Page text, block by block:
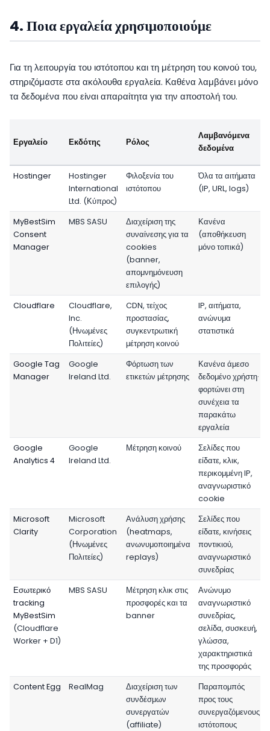
4. Ποια εργαλεία χρησιμοποιούμε
Για τη λειτουργία του ιστότοπου και τη μέτρηση του κοινού του,
στηριζόμαστε στα ακόλουθα εργαλεία. Καθένα λαμβάνει μόνο
τα δεδομένα που είναι απαραίτητα για την αποστολή του.
Εργαλείο Εκδότης Ρόλος
Λαμβανόμενα
δεδομένα
Hostinger
Hostinger
International
Ltd. (Κύπρος)
Φιλοξενία του
ιστότοπου
Όλα τα αιτήματα
(IP, URL, logs)
MyBestSim
Consent
Manager
MBS SASU
Διαχείριση της
συναίνεσης για τα
cookies
(banner,
απομνημόνευση
επιλογής)
Κανένα
(αποθήκευση
μόνο τοπικά)
Cloudflare
Cloudflare,
Inc.
(Ηνωμένες
Πολιτείες)
CDN, τείχος
προστασίας,
συγκεντρωτική
μέτρηση κοινού
IP, αιτήματα,
ανώνυμα
στατιστικά
Google Tag
Manager
Google
Ireland Ltd.
Φόρτωση των
ετικετών μέτρησης
Κανένα άμεσο
δεδομένο χρήστη·
φορτώνει στη
συνέχεια τα
παρακάτω
εργαλεία
Google
Analytics 4
Google
Ireland Ltd.
Μέτρηση κοινού
Σελίδες που
είδατε, κλικ,
περικομμένη IP,
αναγνωριστικό
cookie
Microsoft
Clarity
Microsoft
Corporation
(Ηνωμένες
Πολιτείες)
Ανάλυση χρήσης
(heatmaps,
ανωνυμοποιημένα
replays)
Σελίδες που
είδατε, κινήσεις
ποντικιού,
αναγνωριστικό
συνεδρίας
Εσωτερικό
tracking
MyBestSim
(Cloudflare
Worker + D1)
MBS SASU
Μέτρηση κλικ στις
προσφορές και τα
banner
Ανώνυμο
αναγνωριστικό
συνεδρίας,
σελίδα, συσκευή,
γλώσσα,
χαρακτηριστικά
της προσφοράς
Content Egg RealMag
Διαχείριση των
συνδέσμων
συνεργατών
(affiliate)
Παραπομπός
προς τους
συνεργαζόμενους
ιστότοπους